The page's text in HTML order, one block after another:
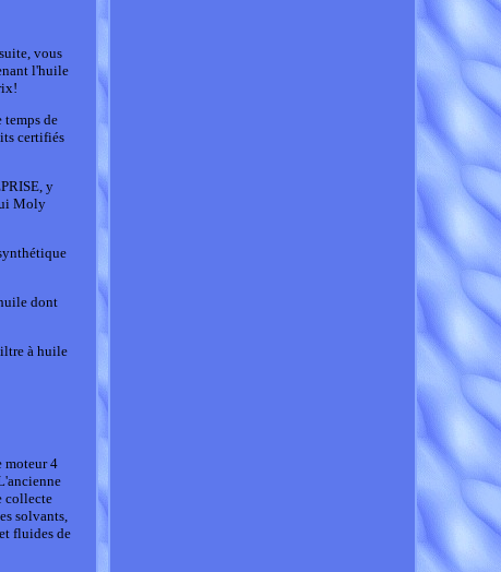
vous
l'huile
temps de
certifiés
y
Moly
dont
à huile
moteur 4
collecte
solvants,
fluides de